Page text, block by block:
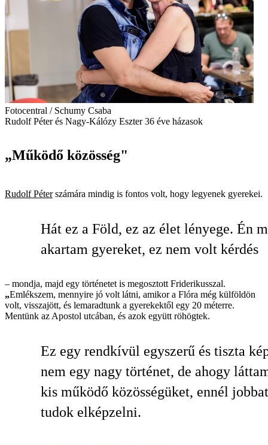
Fotocentral / Schumy Csaba
Rudolf Péter és Nagy-Kálózy Eszter 36 éve házasok
„Működő közösség"
Rudolf Péterszámára mindig is fontos volt, hogy legyenek gyerekei.
Hát ez a Föld, ez az élet lényege. Én
akartam gyereket, ez nem volt kérdés
– mondja, majd egy történetet is megosztott Friderikusszal.
„Emlékszem, mennyire jó volt látni, amikor a Flóra még külföldön
volt, visszajött, és lemaradtunk a gyerekektől egy 20 méterre.
Mentünk az Apostol utcában, és azok együtt röhögtek.
Ez egy rendkívül egyszerű és tiszta
nem egy nagy történet, de ahogy
kis működő közösségüket, ennél
tudok elképzelni.